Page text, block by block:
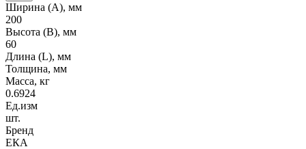
Ширина (А), мм
200
Высота (В), мм
60
Длина (L), мм
Толщина, мм
Масса, кг
0.6924
Ед.изм
шт.
Бренд
ЕКА